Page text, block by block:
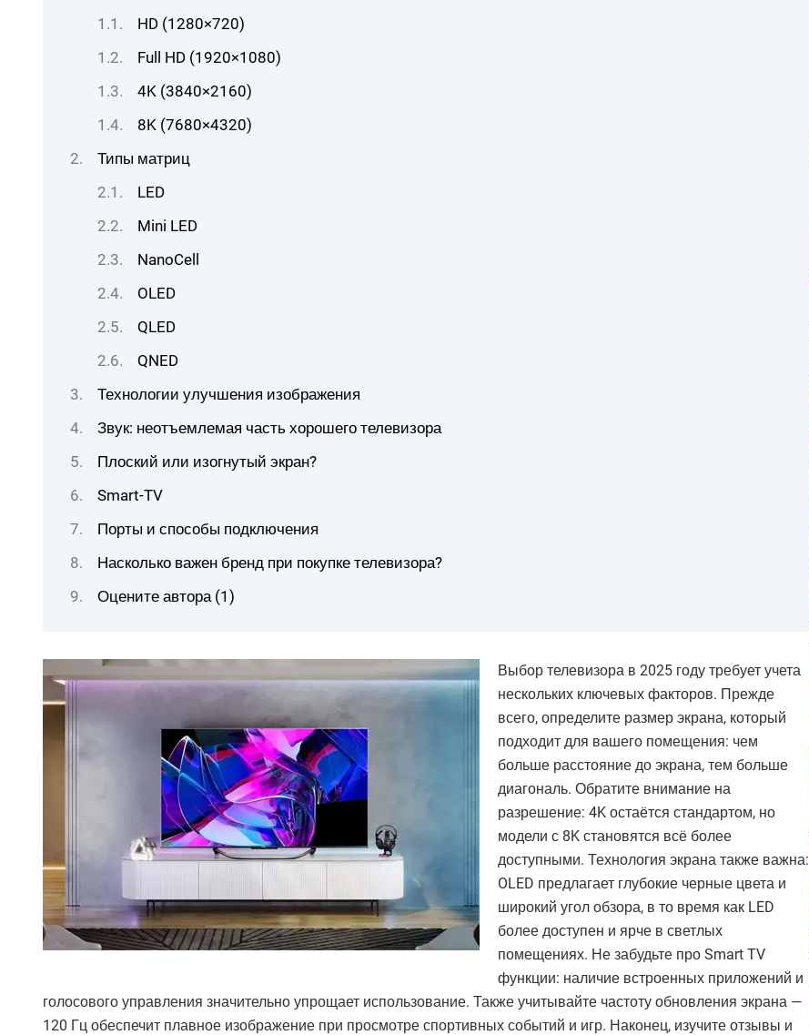
HD (1280×720)
Full HD (1920×1080)
4K (3840×2160)
8K (7680×4320)
Типы матриц
LED
Mini LED
NanoCell
OLED
QLED
QNED
Технологии улучшения изображения
Звук: неотъемлемая часть хорошего телевизора
Плоский или изогнутый экран?
Smart-TV
Порты и способы подключения
Насколько важен бренд при покупке телевизора?
Оцените автора (1)
Выбор телевизора в 2025 году требует учета
нескольких ключевых факторов. Прежде
всего, определите размер экрана, который
подходит для вашего помещения: чем
больше расстояние до экрана, тем больше
диагональ. Обратите внимание на
разрешение: 4K остаётся стандартом, но
модели с 8K становятся всё более
доступными. Технология экрана также важна:
OLED предлагает глубокие черные цвета и
широкий угол обзора, в то время как LED
более доступен и ярче в светлых
помещениях. Не забудьте про Smart TV
функции: наличие встроенных приложений и
голосового управления значительно упрощает использование. Также учитывайте частоту обновления экрана —
120 Гц обеспечит плавное изображение при просмотре спортивных событий и игр. Наконец, изучите отзывы и